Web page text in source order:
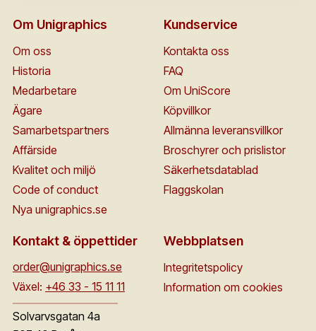
Om Unigraphics
Om oss
Historia
Medarbetare
Ägare
Samarbetspartners
Affärside
Kvalitet och miljö
Code of conduct
Nya unigraphics.se
Kundservice
Kontakta oss
FAQ
Om UniScore
Köpvillkor
Allmänna leveransvillkor
Broschyrer och prislistor
Säkerhetsdatablad
Flaggskolan
Kontakt & öppettider
order@unigraphics.se
Växel: +46 33 - 15 11 11
Solvarvsgatan 4a
Webbplatsen
Integritetspolicy
Information om cookies